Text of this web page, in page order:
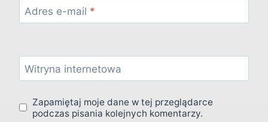
Adres e-mail *
Witryna internetowa
Zapamiętaj moje dane w tej przeglądarce
podczas pisania kolejnych komentarzy.